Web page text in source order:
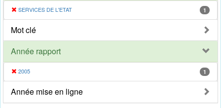
SERVICES DE L'ETAT 1
Mot clé
Année rapport
2005 1
Année mise en ligne